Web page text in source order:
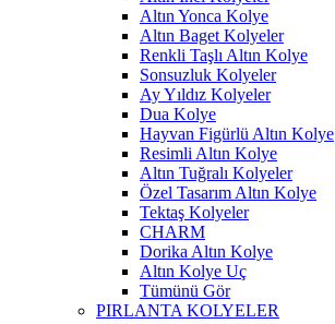
Altın Yonca Kolye
Altın Baget Kolyeler
Renkli Taşlı Altın Kolye
Sonsuzluk Kolyeler
Ay Yıldız Kolyeler
Dua Kolye
Hayvan Figürlü Altın Kolye
Resimli Altın Kolye
Altın Tuğralı Kolyeler
Özel Tasarım Altın Kolye
Tektaş Kolyeler
CHARM
Dorika Altın Kolye
Altın Kolye Uç
Tümünü Gör
PIRLANTA KOLYELER